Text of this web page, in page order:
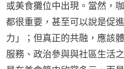
或美食攤位中出現。當然，
都很重要，甚至可以說是促
力」；但真正的共融，應該
服務、政治參與與社區生活